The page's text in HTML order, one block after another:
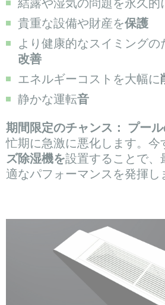
結露や湿気の問題を永久的
貴重な設備や財産を保護
より健康的なスイミングの
改善
エネルギーコストを大幅に
静かな運転音
期間限定のチャンス： プー
忙期に急激に悪化します。今
ズ除湿機を設置することで、
適なパフォーマンスを発揮し